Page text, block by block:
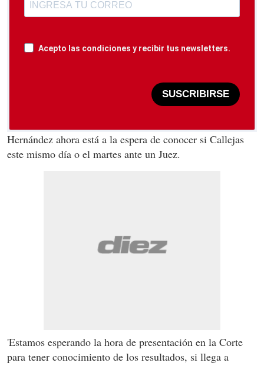
Acepto las condiciones y recibir tus newsletters.
SUSCRIBIRSE
Hernández ahora está a la espera de conocer si Callejas
este mismo día o el martes ante un Juez.
'Estamos esperando la hora de presentación en la Corte
para tener conocimiento de los resultados, si llega a